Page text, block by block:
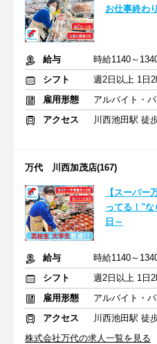
お仕事終わ
給与
時給1140～
シフト
週2日以上 1日
雇用形態
アルバイト・パ
アクセス
川西池田駅 徒
万代 川西加茂店(167)
【スーパー
ってる！"
日～
給与
時給1140～
シフト
週2日以上 1日
雇用形態
アルバイト・パ
アクセス
川西池田駅 徒
株式会社万代の求人一覧を見る